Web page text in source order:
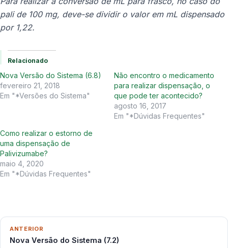
pali de 100 mg, deve-se dividir o valor em mL dispensado
por 1,22.
Relacionado
Nova Versão do Sistema (6.8)
fevereiro 21, 2018
Em "*Versões do Sistema"
Não encontro o medicamento
para realizar dispensação, o
que pode ter acontecido?
agosto 16, 2017
Em "*Dúvidas Frequentes"
Como realizar o estorno de
uma dispensação de
Palivizumabe?
maio 4, 2020
Em "*Dúvidas Frequentes"
ANTERIOR
Nova Versão do Sistema (7.2)